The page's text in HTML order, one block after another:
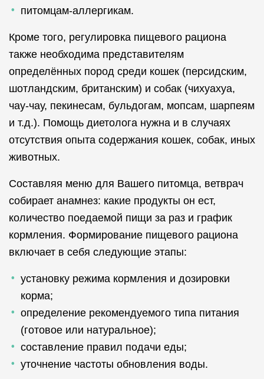
питомцам-аллергикам.
Кроме того, регулировка пищевого рациона
также необходима представителям
определённых пород среди кошек (персидским,
шотландским, британским) и собак (чихуахуа,
чау-чау, пекинесам, бульдогам, мопсам, шарпеям
и т.д.). Помощь диетолога нужна и в случаях
отсутствия опыта содержания кошек, собак, иных
животных.
Составляя меню для Вашего питомца, ветврач
собирает анамнез: какие продукты он ест,
количество поедаемой пищи за раз и график
кормления. Формирование пищевого рациона
включает в себя следующие этапы:
установку режима кормления и дозировки
корма;
определение рекомендуемого типа питания
(готовое или натуральное);
составление правил подачи еды;
уточнение частоты обновления воды.